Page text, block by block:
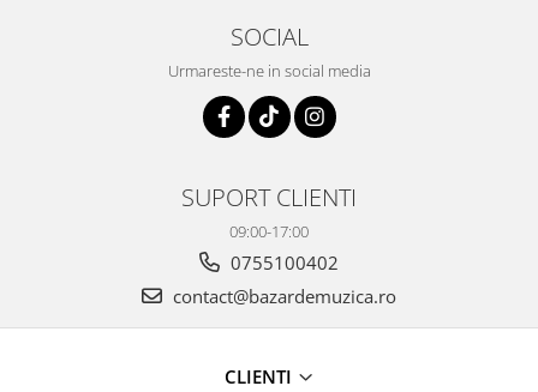
SOCIAL
Urmareste-ne in social media
SUPORT CLIENTI
09:00-17:00
0755100402
contact@bazardemuzica.ro
CLIENTI